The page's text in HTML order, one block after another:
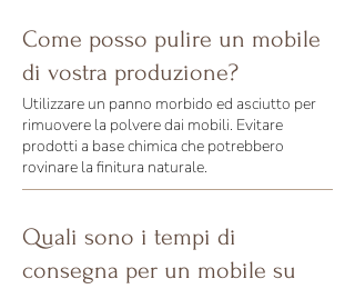
Come posso pulire un mobile
di vostra produzione?
Utilizzare un panno morbido ed asciutto per
rimuovere la polvere dai mobili. Evitare
prodotti a base chimica che potrebbero
rovinare la finitura naturale.
Quali sono i tempi di
consegna per un mobile su